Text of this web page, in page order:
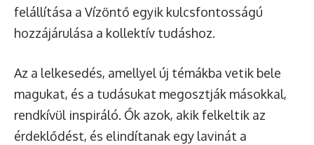
felállítása a Vízöntő egyik kulcsfontosságú
hozzájárulása a kollektív tudáshoz.
Az a lelkesedés, amellyel új témákba vetik bele
magukat, és a tudásukat megosztják másokkal,
rendkívül inspiráló. Ők azok, akik felkeltik az
érdeklődést, és elindítanak egy lavinát a